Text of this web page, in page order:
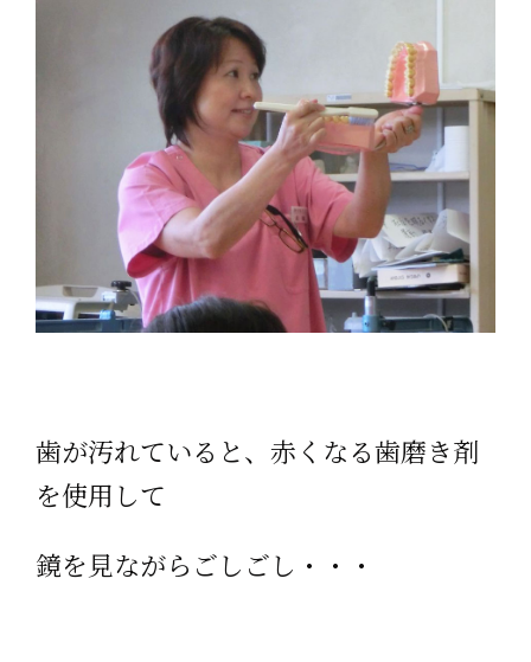
歯が汚れていると、赤くなる歯磨き剤
を使用して
鏡を見ながらごしごし・・・